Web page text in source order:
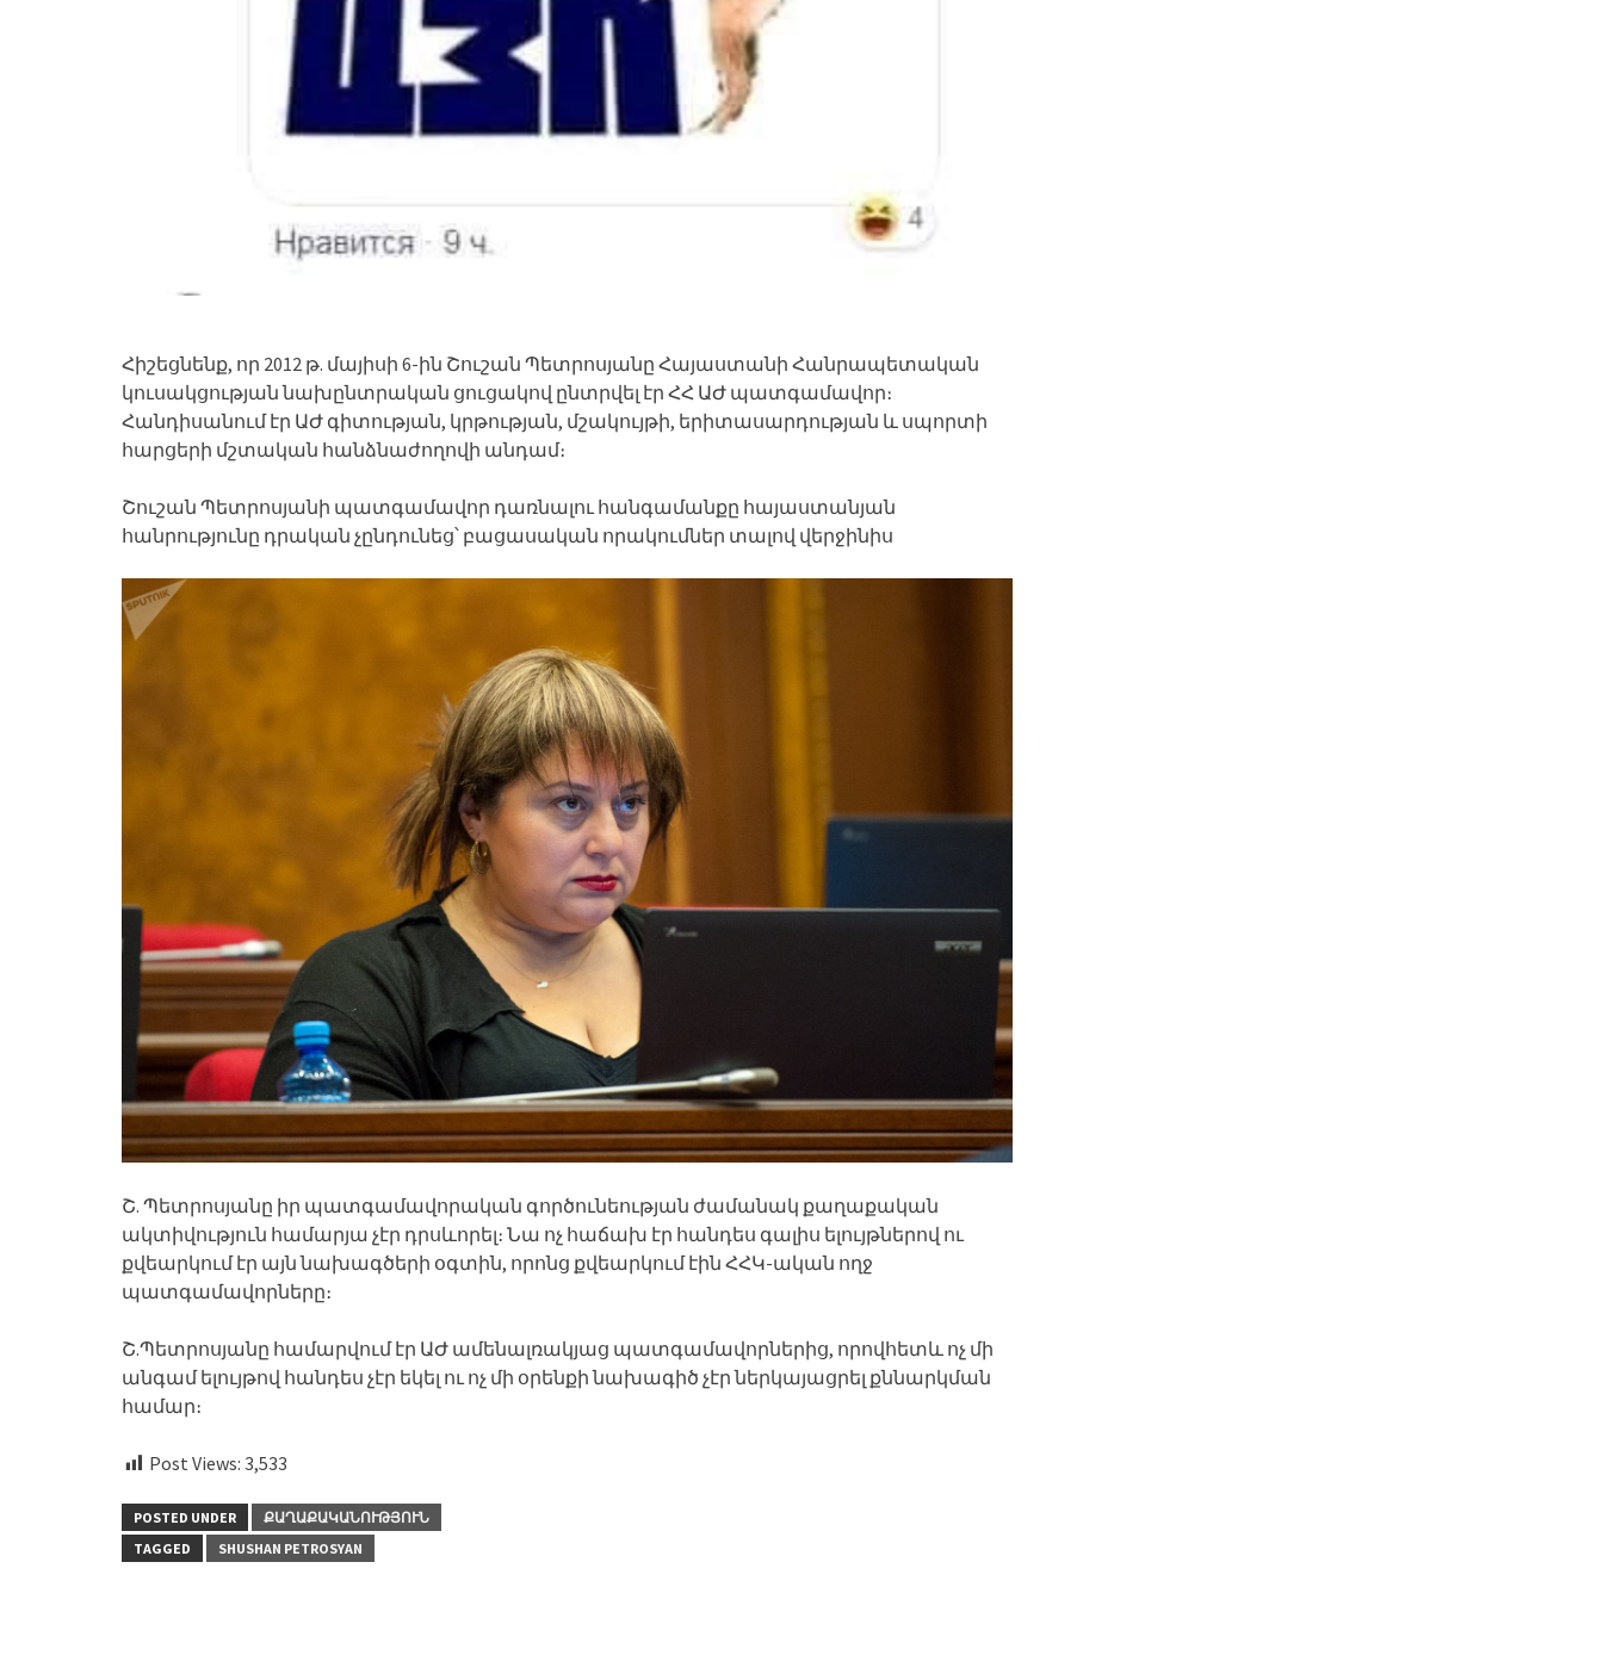
Հիշեցնենք, որ 2012 թ. մայիսի 6-ին Շուշան Պետրոսյանը Հայաստանի Հանրապետական
կուսակցության նախընտրական ցուցակով ընտրվել էր ՀՀ ԱԺ պատգամավոր։
Հանդիսանում էր ԱԺ գիտության, կրթության, մշակույթի, երիտասարդության և սպորտի
հարցերի մշտական հանձնաժողովի անդամ։
Շուշան Պետրոսյանի պատգամավոր դառնալու հանգամանքը հայաստանյան
հանրությունը դրական չընդունեց՝ բացասական որակումներ տալով վերջինիս
Շ. Պետրոսյանը իր պատգամավորական գործունեության ժամանակ քաղաքական
ակտիվություն համարյա չէր դրսևորել։ Նա ոչ հաճախ էր հանդես գալիս ելույթներով ու
քվեարկում էր այն նախագծերի օգտին, որոնց քվեարկում էին ՀՀԿ-ական ողջ
պատգամավորները։
Շ.Պետրոսյանը համարվում էր ԱԺ ամենալռակյաց պատգամավորներից, որովհետև ոչ մի
անգամ ելույթով հանդես չէր եկել ու ոչ մի օրենքի նախագիծ չէր ներկայացրել քննարկման
համար։
Post Views: 3,533
POSTED UNDER
ՔԱՂԱՔԱԿԱՆՈՒԹՅՈՒՆ
TAGGED
SHUSHAN PETROSYAN